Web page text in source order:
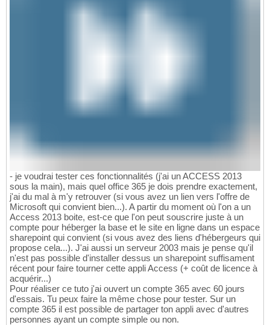
- je voudrai tester ces fonctionnalités (j'ai un ACCESS 2013
sous la main), mais quel office 365 je dois prendre exactement,
j'ai du mal à m'y retrouver (si vous avez un lien vers l'offre de
Microsoft qui convient bien...). A partir du moment où l'on a un
Access 2013 boite, est-ce que l'on peut souscrire juste à un
compte pour héberger la base et le site en ligne dans un espace
sharepoint qui convient (si vous avez des liens d'hébergeurs qui
propose cela...). J'ai aussi un serveur 2003 mais je pense qu'il
n'est pas possible d'installer dessus un sharepoint suffisament
récent pour faire tourner cette appli Access (+ coût de licence à
acquérir...)
Pour réaliser ce tuto j'ai ouvert un compte 365 avec 60 jours
d'essais. Tu peux faire la même chose pour tester. Sur un
compte 365 il est possible de partager ton appli avec d'autres
personnes ayant un compte simple ou non.